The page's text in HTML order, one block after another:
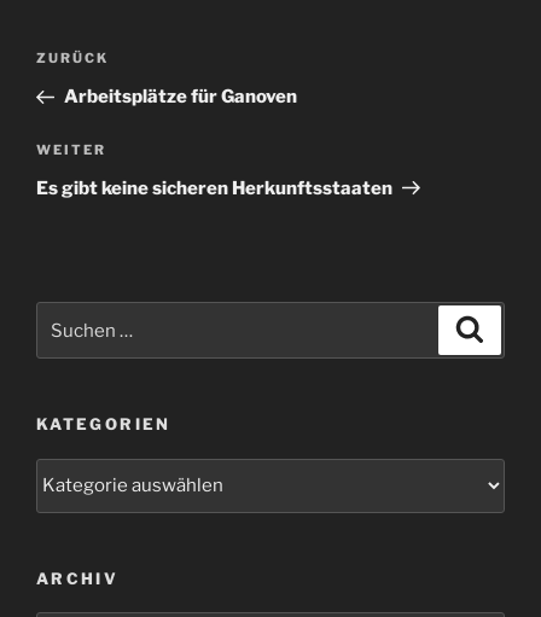
Beitragsnavigation
Vorheriger
Beitrag
ZURÜCK
Arbeitsplätze für Ganoven
Nächster
Beitrag
WEITER
Es gibt keine sicheren Herkunftsstaaten
nach:
KATEGORIEN
ARCHIV